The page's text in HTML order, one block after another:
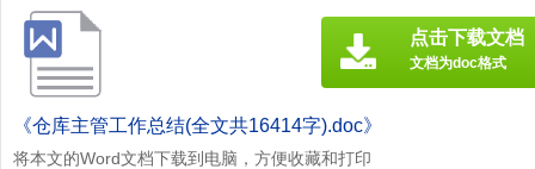
《仓库主管工作总结(全文共16414字).doc》
将本文的Word文档下载到电脑，方便收藏和打印
点击下载文档
文档为doc格式